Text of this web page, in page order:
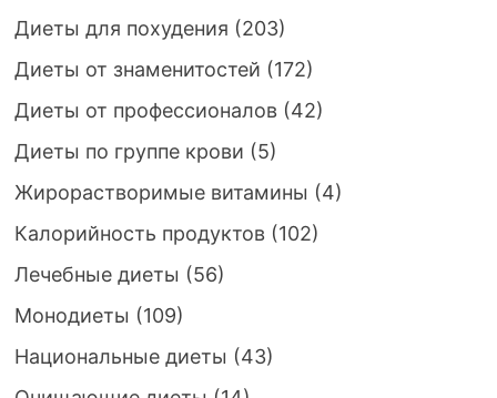
Диеты для похудения (203)
Диеты от знаменитостей (172)
Диеты от профессионалов(42)
Диеты по группе крови (5)
Жирорастворимые витамины (4)
Калорийность продуктов(102)
Лечебные диеты (56)
Монодиеты (109)
Национальные диеты (43)